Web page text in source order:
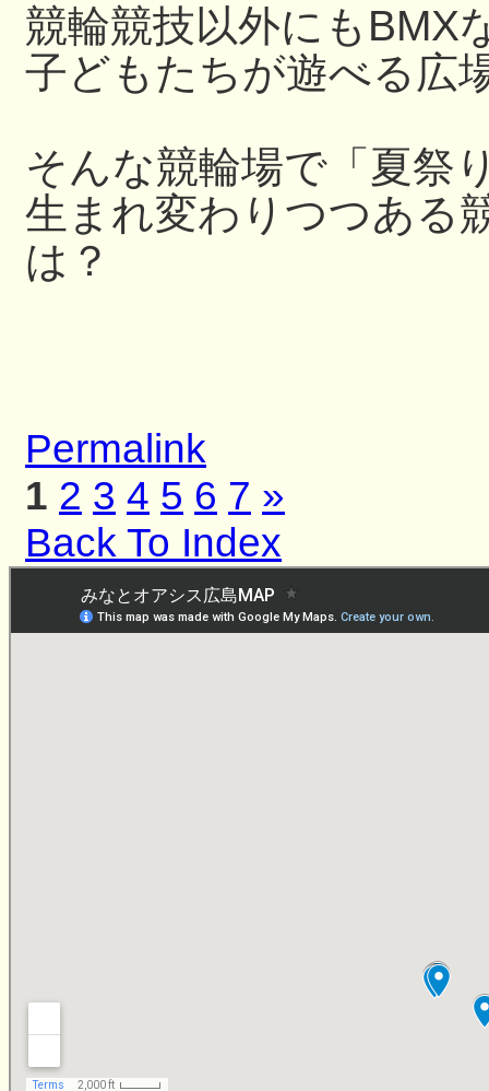
競輪競技以外にもBMX
子どもたちが遊べる広
そんな競輪場で「夏祭
生まれ変わりつつある
は？
Permalink
1 2 3 4 5 6 7 »
Back To Index